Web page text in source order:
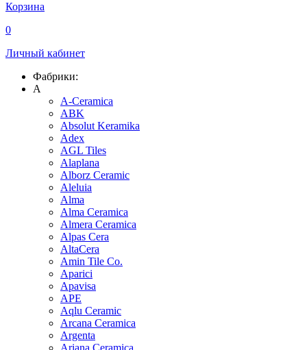
Корзина
0
Личный кабинет
Фабрики:
A
A-Ceramica
ABK
Absolut Keramika
Adex
AGL Tiles
Alaplana
Alborz Ceramic
Aleluia
Alma
Alma Ceramica
Almera Ceramica
Alpas Cera
AltaCera
Amin Tile Co.
Aparici
Apavisa
APE
Aqlu Ceramic
Arcana Ceramica
Argenta
Ariana Ceramica